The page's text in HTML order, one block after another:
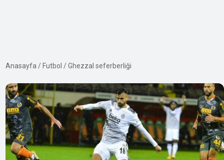
Anasayfa / Futbol /Ghezzal seferberliği